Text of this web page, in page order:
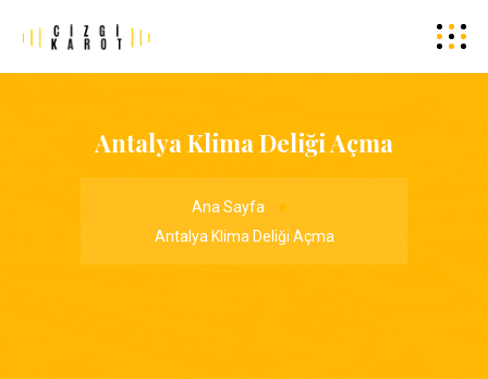
Antalya Klima Deliği Açma
Ana Sayfa
Antalya Klima Deliği Açma